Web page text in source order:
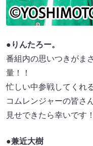
●りんたろー。
番組内の思いつきがま
量！！
忙しい中参戦してくれ
コムレンジャーの皆さ
見せできたら幸いです
●兼近大樹